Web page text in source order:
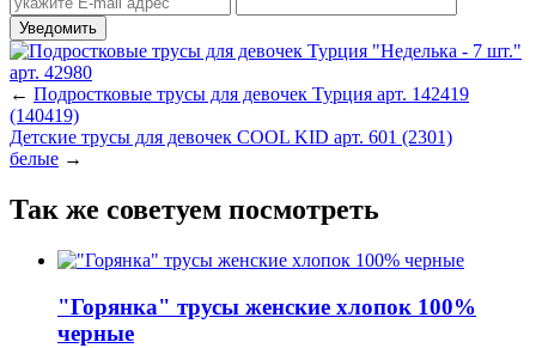
← Подростковые трусы для девочек Турция арт. 142419
(140419)
Детские трусы для девочек COOL KID арт. 601 (2301)
белые →
Так же советуем посмотреть
"Горянка" трусы женские хлопок 100%
черные